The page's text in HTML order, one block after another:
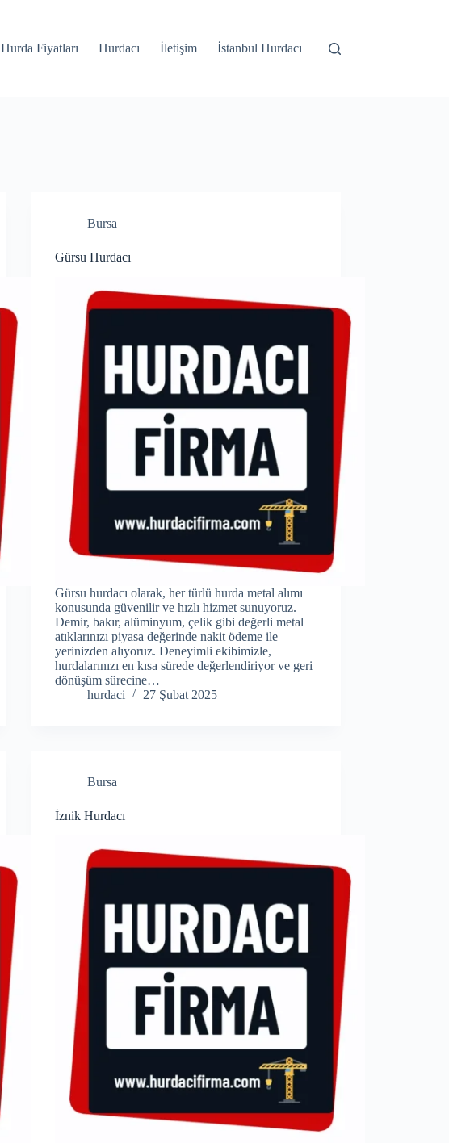
Hurda Fiyatları Hurdacı İletişim İstanbul Hurdacı
Bursa
Gürsu Hurdacı
Gürsu hurdacı olarak, her türlü hurda metal alımı
konusunda güvenilir ve hızlı hizmet sunuyoruz.
Demir, bakır, alüminyum, çelik gibi değerli metal
atıklarınızı piyasa değerinde nakit ödeme ile
yerinizden alıyoruz. Deneyimli ekibimizle,
hurdalarınızı en kısa sürede değerlendiriyor ve geri
dönüşüm sürecine…
hurdaci
27 Şubat 2025
Bursa
İznik Hurdacı